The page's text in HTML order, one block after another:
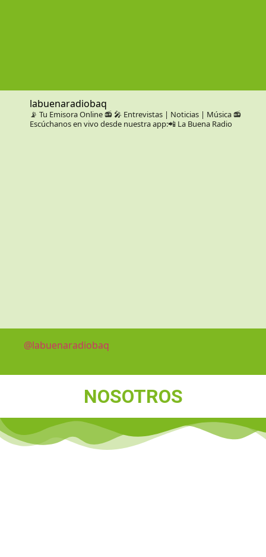
labuenaradiobaq
📡 Tu Emisora Online 📻🎤 Entrevistas | Noticias | Música📻
Escúchanos en vivo desde nuestra app:📲 La Buena Radio
@labuenaradiobaq
NOSOTROS